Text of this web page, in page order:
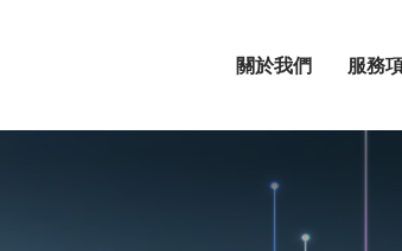
關於我們 服務